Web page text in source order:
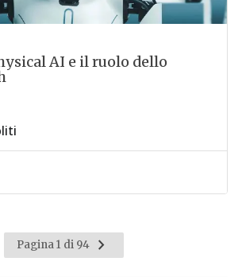
AI e il ruolo dello
Pagina 1 di 94